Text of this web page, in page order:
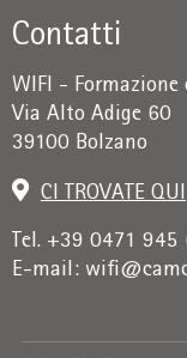
Contatti
WIFI - Formazione
Via Alto Adige 60
39100 Bolzano
CI TROVATE QUI
Tel. +39 0471 945
E-mail: